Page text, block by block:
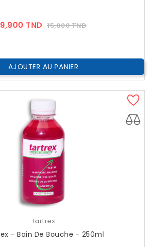
9,900 TND Prix
15,000 TNDPrix
AJOUTER AU PANIER
Tartrex
Tartrex - Bain De Bouche - 250ml